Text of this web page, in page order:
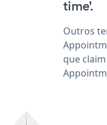
time'.
Outros
que